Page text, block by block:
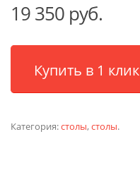
19 350 руб.
Купить в 1 клик
Категория:столы,столы.